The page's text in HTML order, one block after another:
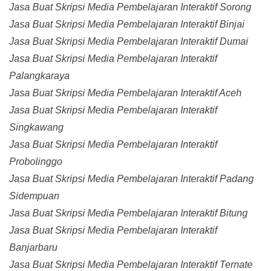
Jasa Buat Skripsi Media Pembelajaran Interaktif Sorong
Jasa Buat Skripsi Media Pembelajaran Interaktif Binjai
Jasa Buat Skripsi Media Pembelajaran Interaktif Dumai
Jasa Buat Skripsi Media Pembelajaran Interaktif
Palangkaraya
Jasa Buat Skripsi Media Pembelajaran Interaktif Aceh
Jasa Buat Skripsi Media Pembelajaran Interaktif
Singkawang
Jasa Buat Skripsi Media Pembelajaran Interaktif
Probolinggo
Jasa Buat Skripsi Media Pembelajaran Interaktif Padang
Sidempuan
Jasa Buat Skripsi Media Pembelajaran Interaktif Bitung
Jasa Buat Skripsi Media Pembelajaran Interaktif
Banjarbaru
Jasa Buat Skripsi Media Pembelajaran Interaktif Ternate